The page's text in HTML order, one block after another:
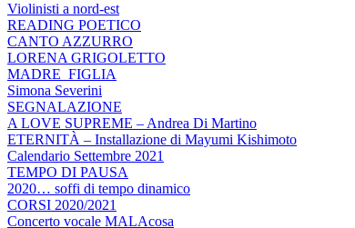
Violinisti a nord-est
READING POETICO
CANTO AZZURRO
LORENA GRIGOLETTO
MADRE_FIGLIA
Simona Severini
SEGNALAZIONE
A LOVE SUPREME – Andrea Di Martino
ETERNITÀ – Installazione di Mayumi Kishimoto
Calendario Settembre 2021
TEMPO DI PAUSA
2020… soffi di tempo dinamico
CORSI 2020/2021
Concerto vocale MALAcosa